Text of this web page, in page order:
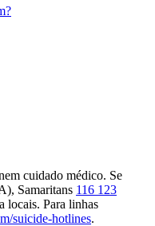
cuidado médico. Se
Samaritans 116 123
locais. Para linhas
suicide-hotlines.